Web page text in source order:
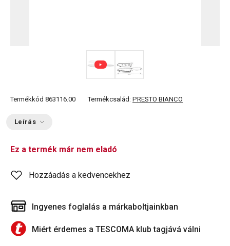
Termékkód 863116.00 Termékcsalád: PRESTO BIANCO
Leírás
Ez a termék már nem eladó
Hozzáadás a kedvencekhez
Ingyenes foglalás a márkaboltjainkban
Miért érdemes a TESCOMA klub tagjává válni